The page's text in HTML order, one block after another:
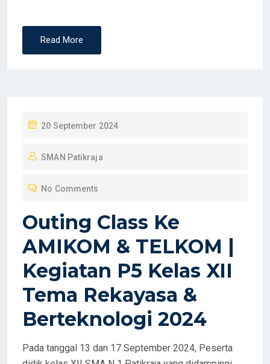
Read More
P
S
E
O
N
20 September 2024
SMAN Patikraja
No Comments
Outing Class Ke
AMIKOM & TELKOM |
Kegiatan P5 Kelas XII
Tema Rekayasa &
Berteknologi 2024
Pada tanggal 13 dan 17 September 2024, Peserta